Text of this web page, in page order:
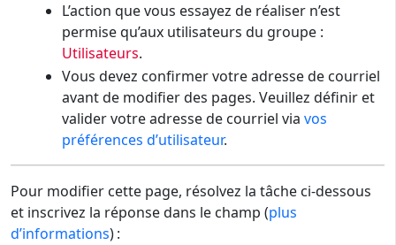
L’action que vous essayez de réaliser n’est
permise qu’aux utilisateurs du groupe :
Utilisateurs.
Vous devez confirmer votre adresse de courriel
avant de modifier des pages. Veuillez définir et
valider votre adresse de courriel via vos
préférences d’utilisateur.
Pour modifier cette page, résolvez la tâche ci-dessous
et inscrivez la réponse dans le champ (plus
d’informations) :